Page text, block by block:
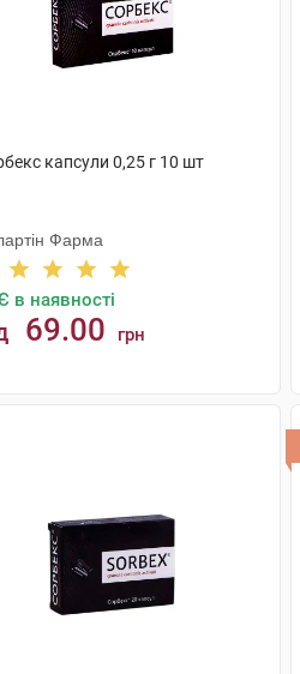
капсули 0,25 г 10 шт
Фарма
в наявності
69.00 грн